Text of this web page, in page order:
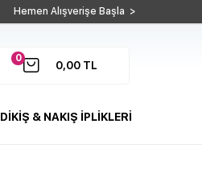
Hemen Alışverişe Başla >
0
0,00 TL
DİKİŞ & NAKIŞ İPLİKLERİ